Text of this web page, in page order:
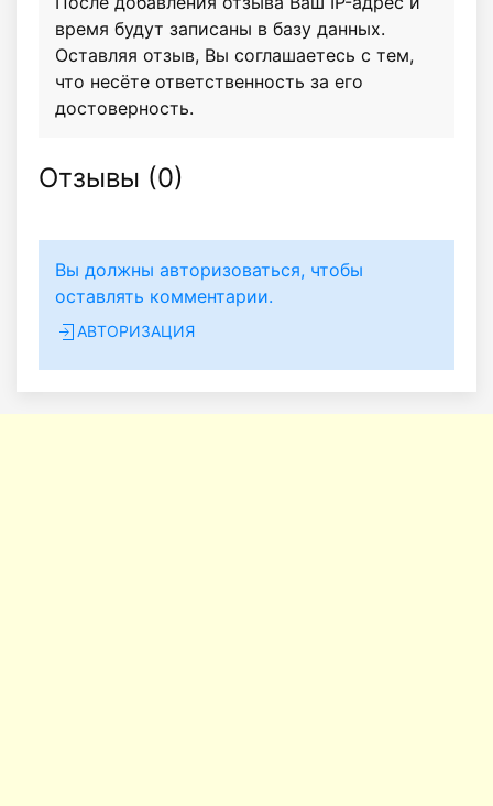
время будут записаны в базу данных.
Оставляя отзыв, Вы соглашаетесь с тем,
что несёте ответственность за его
достоверность.
Отзывы (0)
Вы должны авторизоваться, чтобы
оставлять комментарии.
АВТОРИЗАЦИЯ